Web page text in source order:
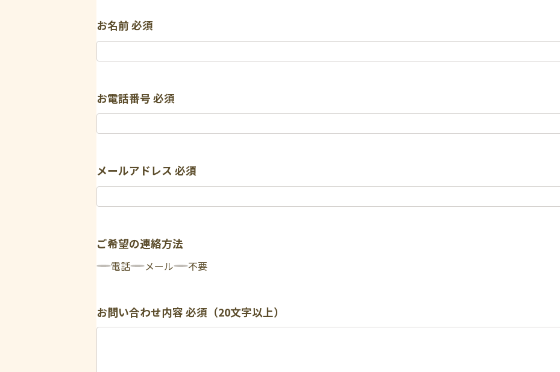
お名前必須
お電話番号必須
メールアドレス 必須
ご希望の連絡方法
電話 メール 不要
お問い合わせ内容必須（20文字以上）